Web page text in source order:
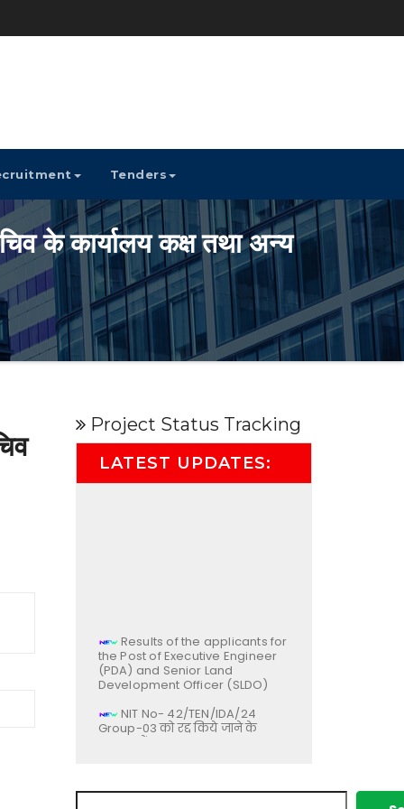
Tenders
के कार्यालय कक्ष तथा अन्य
Project Status Tracking
LATEST UPDATES:
the Post of Executive Engineer
(PDA) and Senior Land
Development Officer (SLDO)
NIT No- 42/TEN/IDA/24
Group-03 को रद्द किये जाने के
सम्बन्ध में |
के सम्बन्ध में |